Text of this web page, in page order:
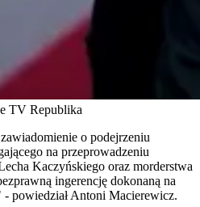
TV Republika
o podejrzeniu
na przeprowadzeniu
Kaczyńskiego oraz morderstwa
ingerencję dokonaną na
powiedział Antoni Macierewicz.